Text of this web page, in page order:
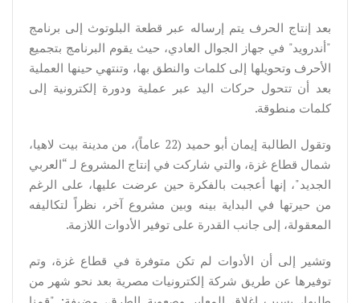
بعد إنتاج الحرف يتم إرساله عبر قطعة البلوتوث إلى برنامج
"أندرويد" في جهاز الجوال العادي، حيث يقوم البرنامج بتجميع
الأحرف وتحويلها إلى كلمات والنطق بها، وتنتهي حينها العملية
بعد أن تتحول حركات اليد عبر عملية ودورة إلكترونية إلى
كلمات منطوقة.
وتقول الطالبة إيمان أبو حميد (22 عاماً)، من مدينة بيت لاهيا،
شمال قطاع غزة، والتي شاركت في إنتاج المشروع لـ “العربي
الجديد"، إنها أعجبت بالفكرة حين عرضت عليها، على الرغم
من حيرتها في البداية بينه وبين مشروع آخر، نظراً لتكاليفه
المعقولة، إلى جانب القدرة على توفير الأدوات اللازمة.
وتشير إلى أن الأدوات لم تكن متوفرة في قطاع غزة، وتم
توفيرها عن طريق شركة إلكترونيات مصرية بعد نحو شهر من